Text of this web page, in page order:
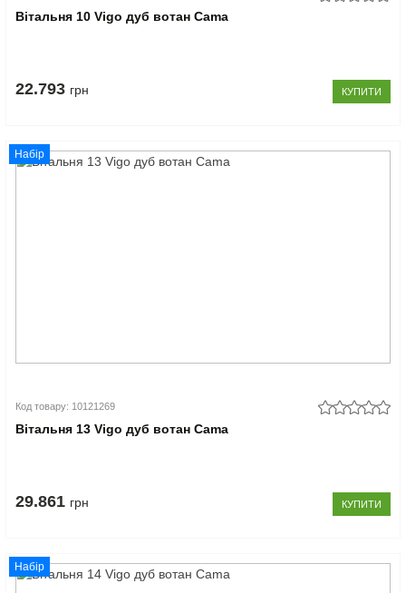
Вітальня 10 Vigo дуб вотан Cama
22.793 грн КУПИТИ
Набір
Код товару: 10121269
Вітальня 13 Vigo дуб вотан Cama
29.861 грн КУПИТИ
Набір